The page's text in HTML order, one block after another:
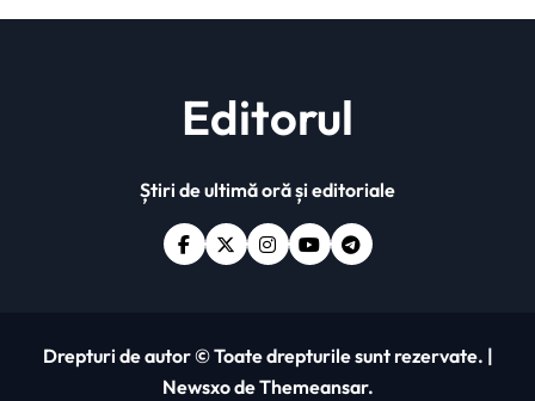
Editorul
Știri de ultimă oră și editoriale
Drepturi de autor © Toate drepturile sunt rezervate. |
NewsxodeThemeansar.